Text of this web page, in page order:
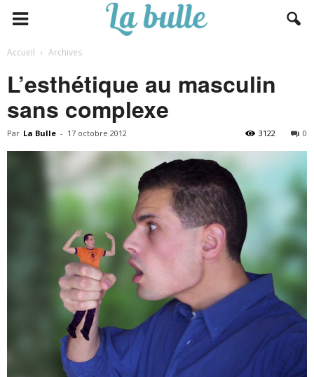
Accueil Archives
L’esthétique au masculin
sans complexe
Par La Bulle - 17 octobre 2012 0
3122